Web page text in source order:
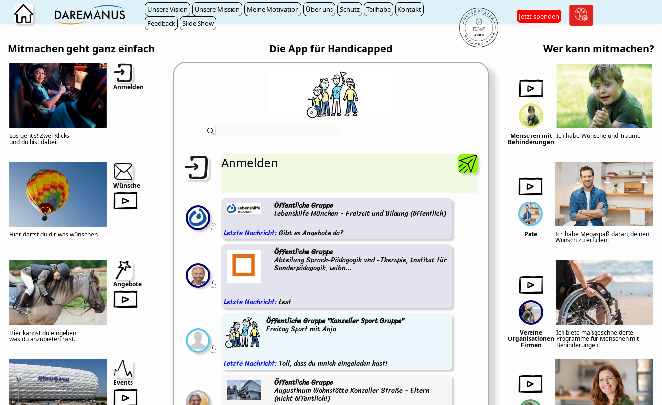
Zum Hauptinhalt wechseln Unsere Vision Unsere Mission Meine Motivation Über uns Schutz Teilhabe
Kontakt
Feedback
Slide Show
Jetzt spenden
Mitmachen geht ganz einfach Die App für Handicapped Wer kann mitmachen?
Anmelden
Los geht's! Zwei Klicks
und du bist dabei.
Wünsche
Hier darfst du dir was wünschen.
Angebote
Hier kannst du eingeben
was du anzubieten hast.
Events
Anmelden
Öffentliche Gruppe
Lebenshilfe München - Freizeit und Bildung (öffentlich)
Letzte Nachricht:Gibt es Angebote da?
Öffentliche Gruppe
Abteilung Sprach-Pädagogik und -Therapie, Institut für
Sonderpädagogik, Leibn...
Letzte Nachricht:test
Öffentliche Gruppe "Konzeller Sport Gruppe"
Freitag Sport mit Anja
Letzte Nachricht: Toll, dass du mnich eingeladen hast!
Öffentliche Gruppe
Augustinum Wohnstätte Konzeller Straße - Eltern
(nicht öffentlich!)
Menschen mit
Behinderungen
Ich habe Wünsche und Träume
Pate Ich habe Megaspaß daran, deinen
Wunsch zu erfüllen!
Vereine
Organisationen
Firmen
Ich biete maßgeschneiderte
Programme für Menschen mit
Behinderungen!